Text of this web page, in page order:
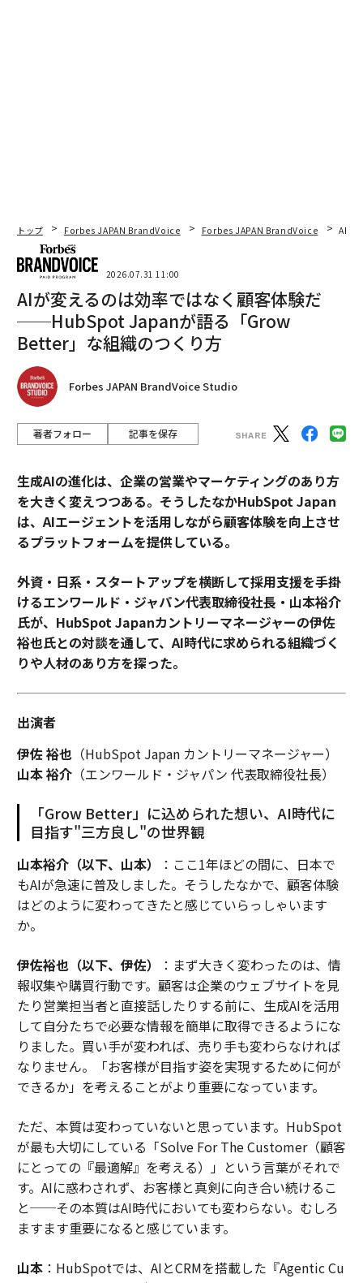
トップ Forbes JAPAN BrandVoice Forbes JAPAN BrandVoice AIが
2026.07.31 11:00
AIが変えるのは効率ではなく顧客体験だ
──HubSpot Japanが語る「Grow
Better」な組織のつくり方
Forbes JAPAN BrandVoice Studio
著者フォロー 記事を保存
生成AIの進化は、企業の営業やマーケティングのあり方
を大きく変えつつある。そうしたなかHubSpot Japan
は、AIエージェントを活用しながら顧客体験を向上させ
るプラットフォームを提供している。
外資・日系・スタートアップを横断して採用支援を手掛
けるエンワールド・ジャパン代表取締役社長・山本裕介
氏が、HubSpot Japanカントリーマネージャーの伊佐
裕也氏との対談を通して、AI時代に求められる組織づく
りや人材のあり方を探った。
出演者
伊佐 裕也（HubSpot Japan カントリーマネージャー）
山本 裕介（エンワールド・ジャパン 代表取締役社長）
「Grow Better」に込められた想い、AI時代に
目指す"三方良し"の世界観
山本裕介（以下、山本）
：ここ1年ほどの間に、日本で
もAIが急速に普及しました。そうしたなかで、顧客体験
はどのように変わってきたと感じていらっしゃいます
か。
伊佐裕也（以下、伊佐）
：まず大きく変わったのは、情
報収集や購買行動です。顧客は企業のウェブサイトを見
たり営業担当者と直接話したりする前に、生成AIを活用
して自分たちで必要な情報を簡単に取得できるようにな
りました。買い手が変われば、売り手も変わらなければ
なりません。「お客様が目指す姿を実現するために何が
できるか」を考えることがより重要になっています。
ただ、本質は変わっていないと思っています。HubSpot
が最も大切にしている「Solve For The Customer（顧客
にとっての『最適解』を考える）」という言葉がそれで
す。AIに惑わされず、お客様と真剣に向き合い続けるこ
と──その本質はAI時代においても変わらない。むしろ
ますます重要になると感じています。
山本：HubSpotでは、AIとCRMを搭載した『Agentic Cu